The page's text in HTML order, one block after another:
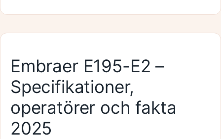
Embraer E195-E2 –
Specifikationer,
operatörer och fakta
2025